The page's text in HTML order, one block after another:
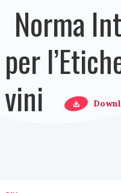
Norma
per
vini